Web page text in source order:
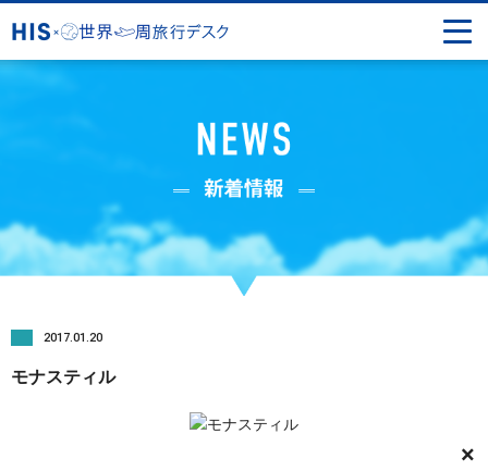
2017.01.20
モナスティル
×